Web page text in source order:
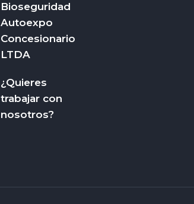
Bioseguridad
Autoexpo
Concesionario
LTDA
¿Quieres
trabajar con
nosotros?